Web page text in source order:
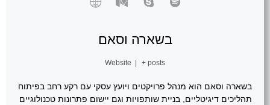
בשארה וסאם
Website + posts
בשארה וסאם הוא מנהל פרויקטים ויועץ עסקי עם רקע רחב בפיתוח
תהליכים דיגיטליים, בניית שותפויות וגם יישום פתרונות טכנולוגיים